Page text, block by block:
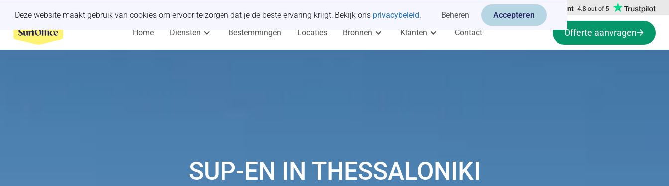
Deze website maakt gebruik van cookies om ervoor te zorgen dat je de beste ervaring krijgt. Bekijk ons privacybeleid. Beheren Accepteren
Home Diensten Bestemmingen Locaties Bronnen Klanten Contact Offerte aanvragen
SUP-EN IN THESSALONIKI